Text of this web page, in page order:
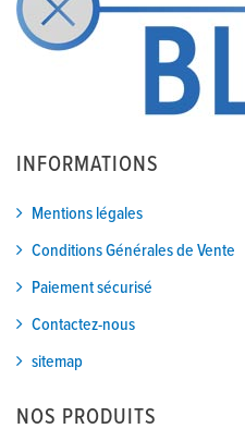
INFORMATIONS
Mentions légales
Conditions Générales de Vente
Paiement sécurisé
Contactez-nous
sitemap
NOS PRODUITS